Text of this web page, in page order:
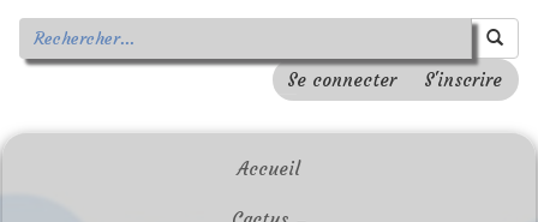
Se connecter S'inscrire
Accueil